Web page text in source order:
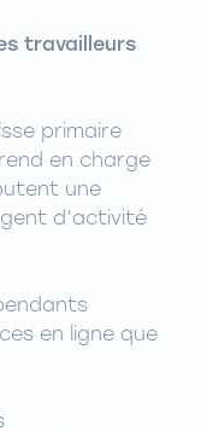
travailleurs
primaire
en charge
une
d’activité
en ligne que